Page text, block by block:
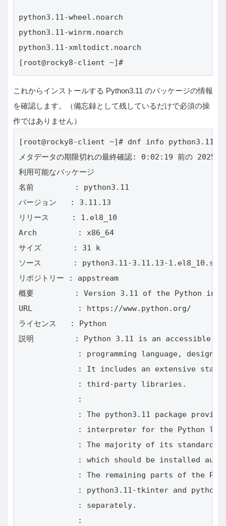
python3.11-wheel.noarch
python3.11-winrm.noarch
python3.11-xmltodict.noarch
[root@rocky8-client ~]#
これからインストールする Python3.11 のパッケージの情報
を確認します。（備忘録として残しているだけで必須の操
作ではありません）
[root@rocky8-client ~]# dnf info python3.11
メタデータの期限切れの最終確認: 0:02:19 前の 2025年
利用可能なパッケージ
名前         : python3.11
バージョン   : 3.11.13
リリース     : 1.el8_10
Arch         : x86_64
サイズ       : 31 k
ソース       : python3.11-3.11.13-
リポジトリー : appstream
概要         : Version 3.11 of the Python
URL          : https://www.python.org/
ライセンス   : Python
説明         : Python 3.11 is an accessible,
: programming language,
: It includes an extensive
             : third-party libraries.
             :
: The python3.11 package
: interpreter for the Python
: The majority of its standard
: which should be installed
: The remaining parts of the
: python3.11-tkinter and
             : separately.
             :